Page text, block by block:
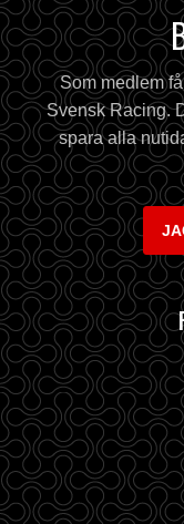
Som medlem
Svensk Racing.
spara alla